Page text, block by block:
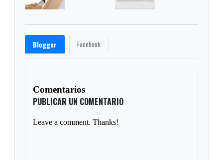
Blogger Facebook
Comentarios
PUBLICAR UN COMENTARIO
Leave a comment. Thanks!